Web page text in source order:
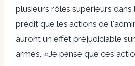
plusieurs rôles supérieurs dans
prédit que les actions de
auront un effet préjudiciable
armés. «Je pense que ces